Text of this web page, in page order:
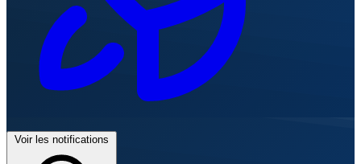
Voir les notifications